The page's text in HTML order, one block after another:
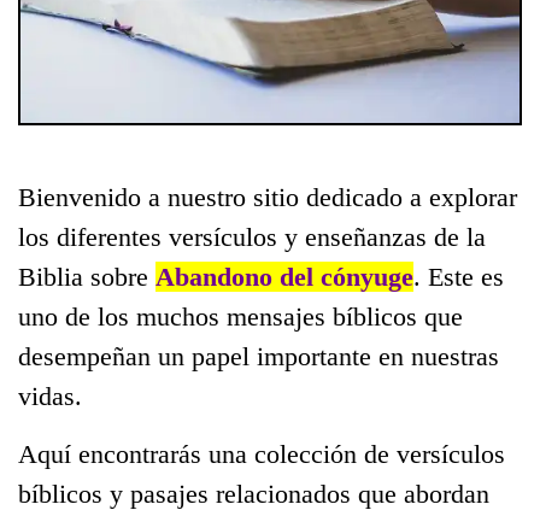
Bienvenido a nuestro sitio dedicado a explorar
los diferentes versículos y enseñanzas de la
Biblia sobre Abandono del cónyuge. Este es
uno de los muchos mensajes bíblicos que
desempeñan un papel importante en nuestras
vidas.
Aquí encontrarás una colección de versículos
bíblicos y pasajes relacionados que abordan